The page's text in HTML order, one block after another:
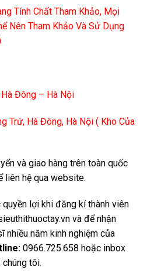
Tính Chất Tham Khảo, Mọi
Nên Tham Khảo Và Sử Dụng
Đông – Hà Nội
Trứ, Hà Đông, Hà Nội ( Kho Của
và giao hàng trên toàn quốc
liên hệ qua website.
lợi khi đăng kí thành viên
và để nhận
năm kinh nghiệm của
0966.725.658 hoặc inbox
chúng tôi.